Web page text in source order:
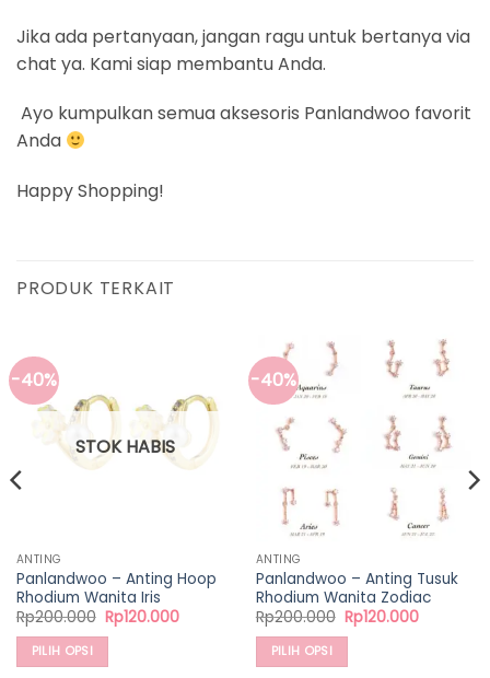
Jika ada pertanyaan, jangan ragu untuk bertanya via
chat ya. Kami siap membantu Anda.
Ayo kumpulkan semua aksesoris Panlandwoo favorit
Anda
Happy Shopping!
PRODUK TERKAIT
-40%
STOK HABIS
ANTING
Panlandwoo – Anting Hoop
Rhodium Wanita Iris
Rp200.000 Harga
aslinya
Rp120.000Harga
PILIH OPSI
-40%
ANTING
Panlandwoo – Anting Tusuk
Rhodium Wanita Zodiac
Rp200.000 Harga
aslinya
Rp120.000Harga
PILIH OPSI